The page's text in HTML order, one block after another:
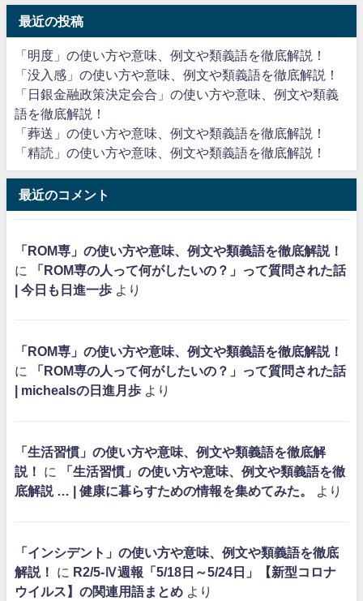
最近の投稿
「明度」の使い方や意味、例文や類義語を徹底解説！
「没入感」の使い方や意味、例文や類義語を徹底解説！
「日銀金融政策決定会合」の使い方や意味、例文や類義
語を徹底解説！
「葬送」の使い方や意味、例文や類義語を徹底解説！
「精読」の使い方や意味、例文や類義語を徹底解説！
最近のコメント
「ROM専」の使い方や意味、例文や類義語を徹底解説！
に
「ROM専の人って何がしたいの？」って質問された話
| 今日も日進一歩 より
「ROM専」の使い方や意味、例文や類義語を徹底解説！
に
「ROM専の人って何がしたいの？」って質問された話
| michealsの日進月歩 より
「生活習慣」の使い方や意味、例文や類義語を徹底解
説！
に
「生活習慣」の使い方や意味、例文や類義語を徹
底解説 … | 健康に暮らすための情報を集めてみた。
より
「インシデント」の使い方や意味、例文や類義語を徹底
解説！
に R2/5-Ⅳ週報「5/18日～5/24日」【新型コロナ
ウイルス】の関連用語まとめ より